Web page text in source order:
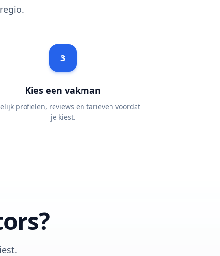
3
Kies een vakman
profielen, reviews en tarieven voordat
je kiest.